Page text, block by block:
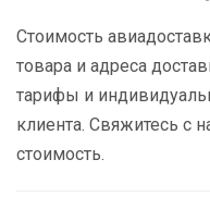
Стоимость
товара и адреса
тарифы и
клиента. Свяжитесь с
стоимость.